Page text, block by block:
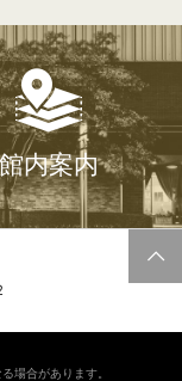
館内案内
場合があります。